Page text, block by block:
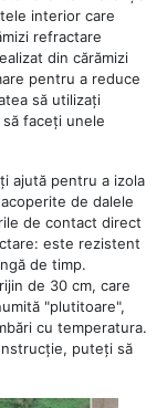
interior care
refractare
din cărămizi
pentru a reduce
să utilizați
faceți unele
ajută pentru a izola
de dalele
de contact direct
este rezistent
de timp.
de 30 cm, care
"plutitoare",
cu temperatura.
puteți să